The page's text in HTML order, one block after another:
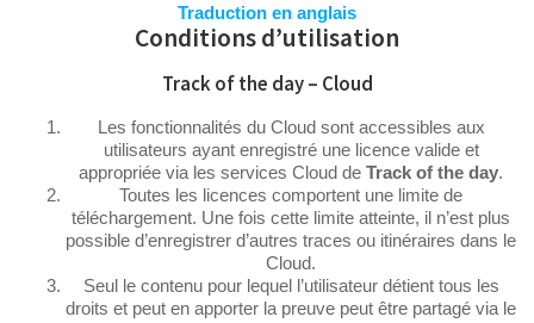
Traduction en anglais
Conditions d’utilisation
Track of the day – Cloud
Les fonctionnalités du Cloud sont accessibles aux
utilisateurs ayant enregistré une licence valide et
appropriée via les services Cloud de Track of the day.
Toutes les licences comportent une limite de
téléchargement. Une fois cette limite atteinte, il n’est plus
possible d’enregistrer d’autres traces ou itinéraires dans le
Cloud.
Seul le contenu pour lequel l’utilisateur détient tous les
droits et peut en apporter la preuve peut être partagé via le